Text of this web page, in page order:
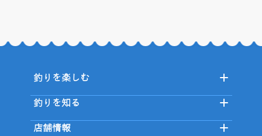
釣りを楽しむ
釣りを知る
店舗情報